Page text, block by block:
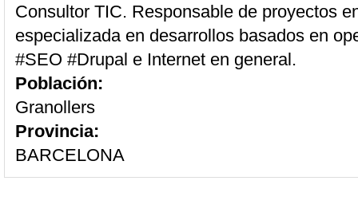
Consultor TIC. Responsable de proyectos
especializada en desarrollos basados en
#SEO #Drupal e Internet en general.
Población:
Granollers
Provincia:
BARCELONA